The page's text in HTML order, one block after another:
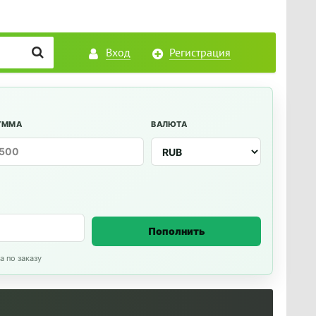
Вход Регистрация
ВАЛЮТА
Пополнить
по заказу